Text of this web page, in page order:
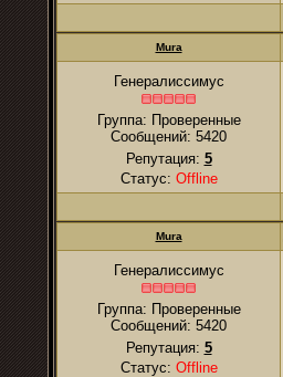
Mura
Генералиссимус
Группа: Проверенные
Сообщений: 5420
Репутация: 5
Статус: Offline
Mura
Генералиссимус
Группа: Проверенные
Сообщений: 5420
Репутация: 5
Статус: Offline